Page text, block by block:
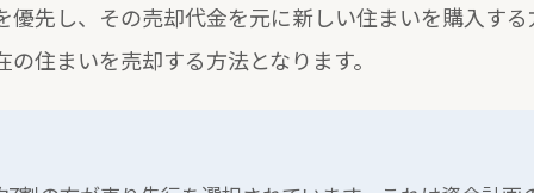
優先し、その売却代金を元に新しい住まいを購入す
住まいを売却する方法となります。